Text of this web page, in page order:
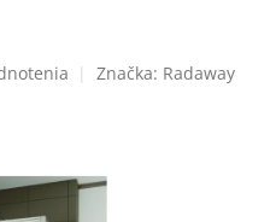
Značka: Radaway